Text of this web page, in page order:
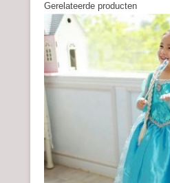
variaties.
Deze
gekozen
worden
productpagina
Gerelateerde producten